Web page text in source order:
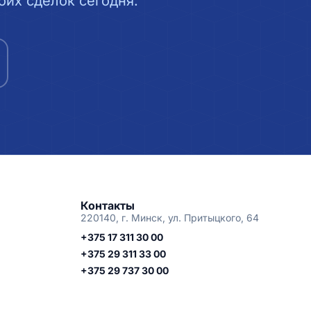
Контакты
220140, г. Минск, ул. Притыцкого, 64
+375 17 311 30 00
+375 29 311 33 00
+375 29 737 30 00